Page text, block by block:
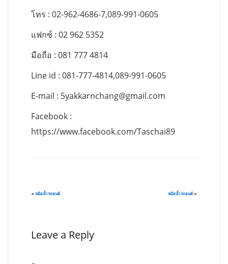
โทร : 02-962-4686-7,089-991-0605
แฟกซ์ : 02 962 5352
มือถือ : 081 777 4814
Line id : 081-777-4814,089-991-0605
E-mail : 5yakkarnchang@gmail.com
Facebook :
https://www.facebook.com/Taschai89
« หม้อน้ำรถยนต์ หม้อน้ำรถยนต์ »
Leave a Reply